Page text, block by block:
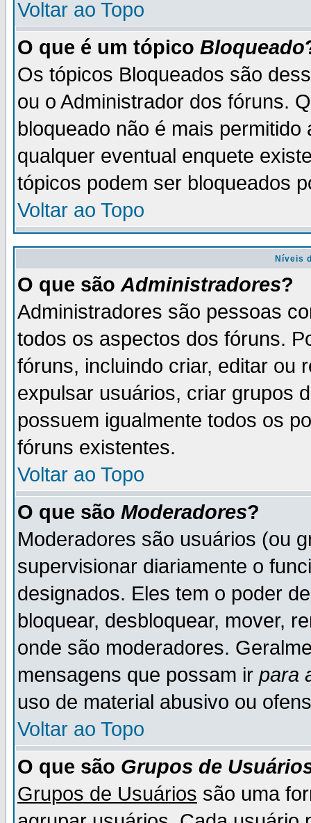
Voltar ao Topo
O que é um tópico Bloqueado
Os tópicos Bloqueados são
ou o Administrador dos fóruns.
bloqueado não é mais
qualquer eventual enquete
tópicos podem ser bloqueados
Voltar ao Topo
Níveis
O que são Administradores?
Administradores são pessoas
todos os aspectos dos fóruns.
fóruns, incluindo criar, editar ou
expulsar usuários, criar grupos
possuem igualmente todos os
fóruns existentes.
Voltar ao Topo
O que são Moderadores?
Moderadores são usuários (ou
supervisionar diariamente o
designados. Eles tem o poder
bloquear, desbloquear, mover,
onde são moderadores.
mensagens que possam ir para
uso de material abusivo ou
Voltar ao Topo
O que são Grupos de
Grupos de Usuários são uma